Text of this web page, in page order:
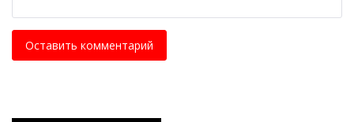
Оставить комментарий